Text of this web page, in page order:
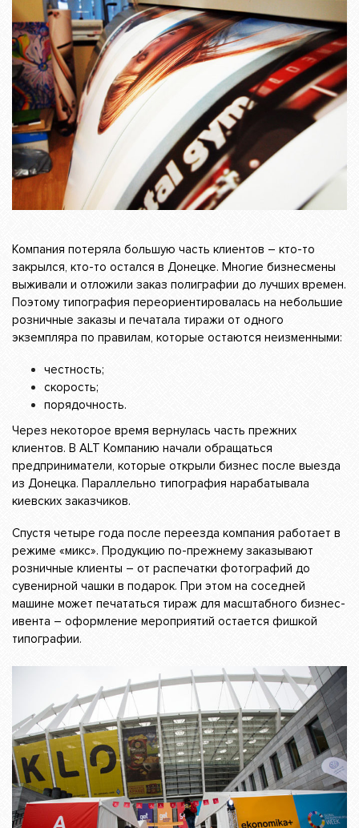
Компания потеряла большую часть клиентов – кто-то
закрылся, кто-то остался в Донецке. Многие бизнесмены
выживали и отложили заказ полиграфии до лучших времен.
Поэтому типография переориентировалась на небольшие
розничные заказы и печатала тиражи от одного
экземпляра по правилам, которые остаются неизменными:
честность;
скорость;
порядочность.
Через некоторое время вернулась часть прежних
клиентов. В ALT Компанию начали обращаться
предприниматели, которые открыли бизнес после выезда
из Донецка. Параллельно типография нарабатывала
киевских заказчиков.
Спустя четыре года после переезда компания работает в
режиме «микс». Продукцию по-прежнему заказывают
розничные клиенты – от распечатки фотографий до
сувенирной чашки в подарок. При этом на соседней
машине может печататься тираж для масштабного бизнес-
ивента – оформление мероприятий остается фишкой
типографии.